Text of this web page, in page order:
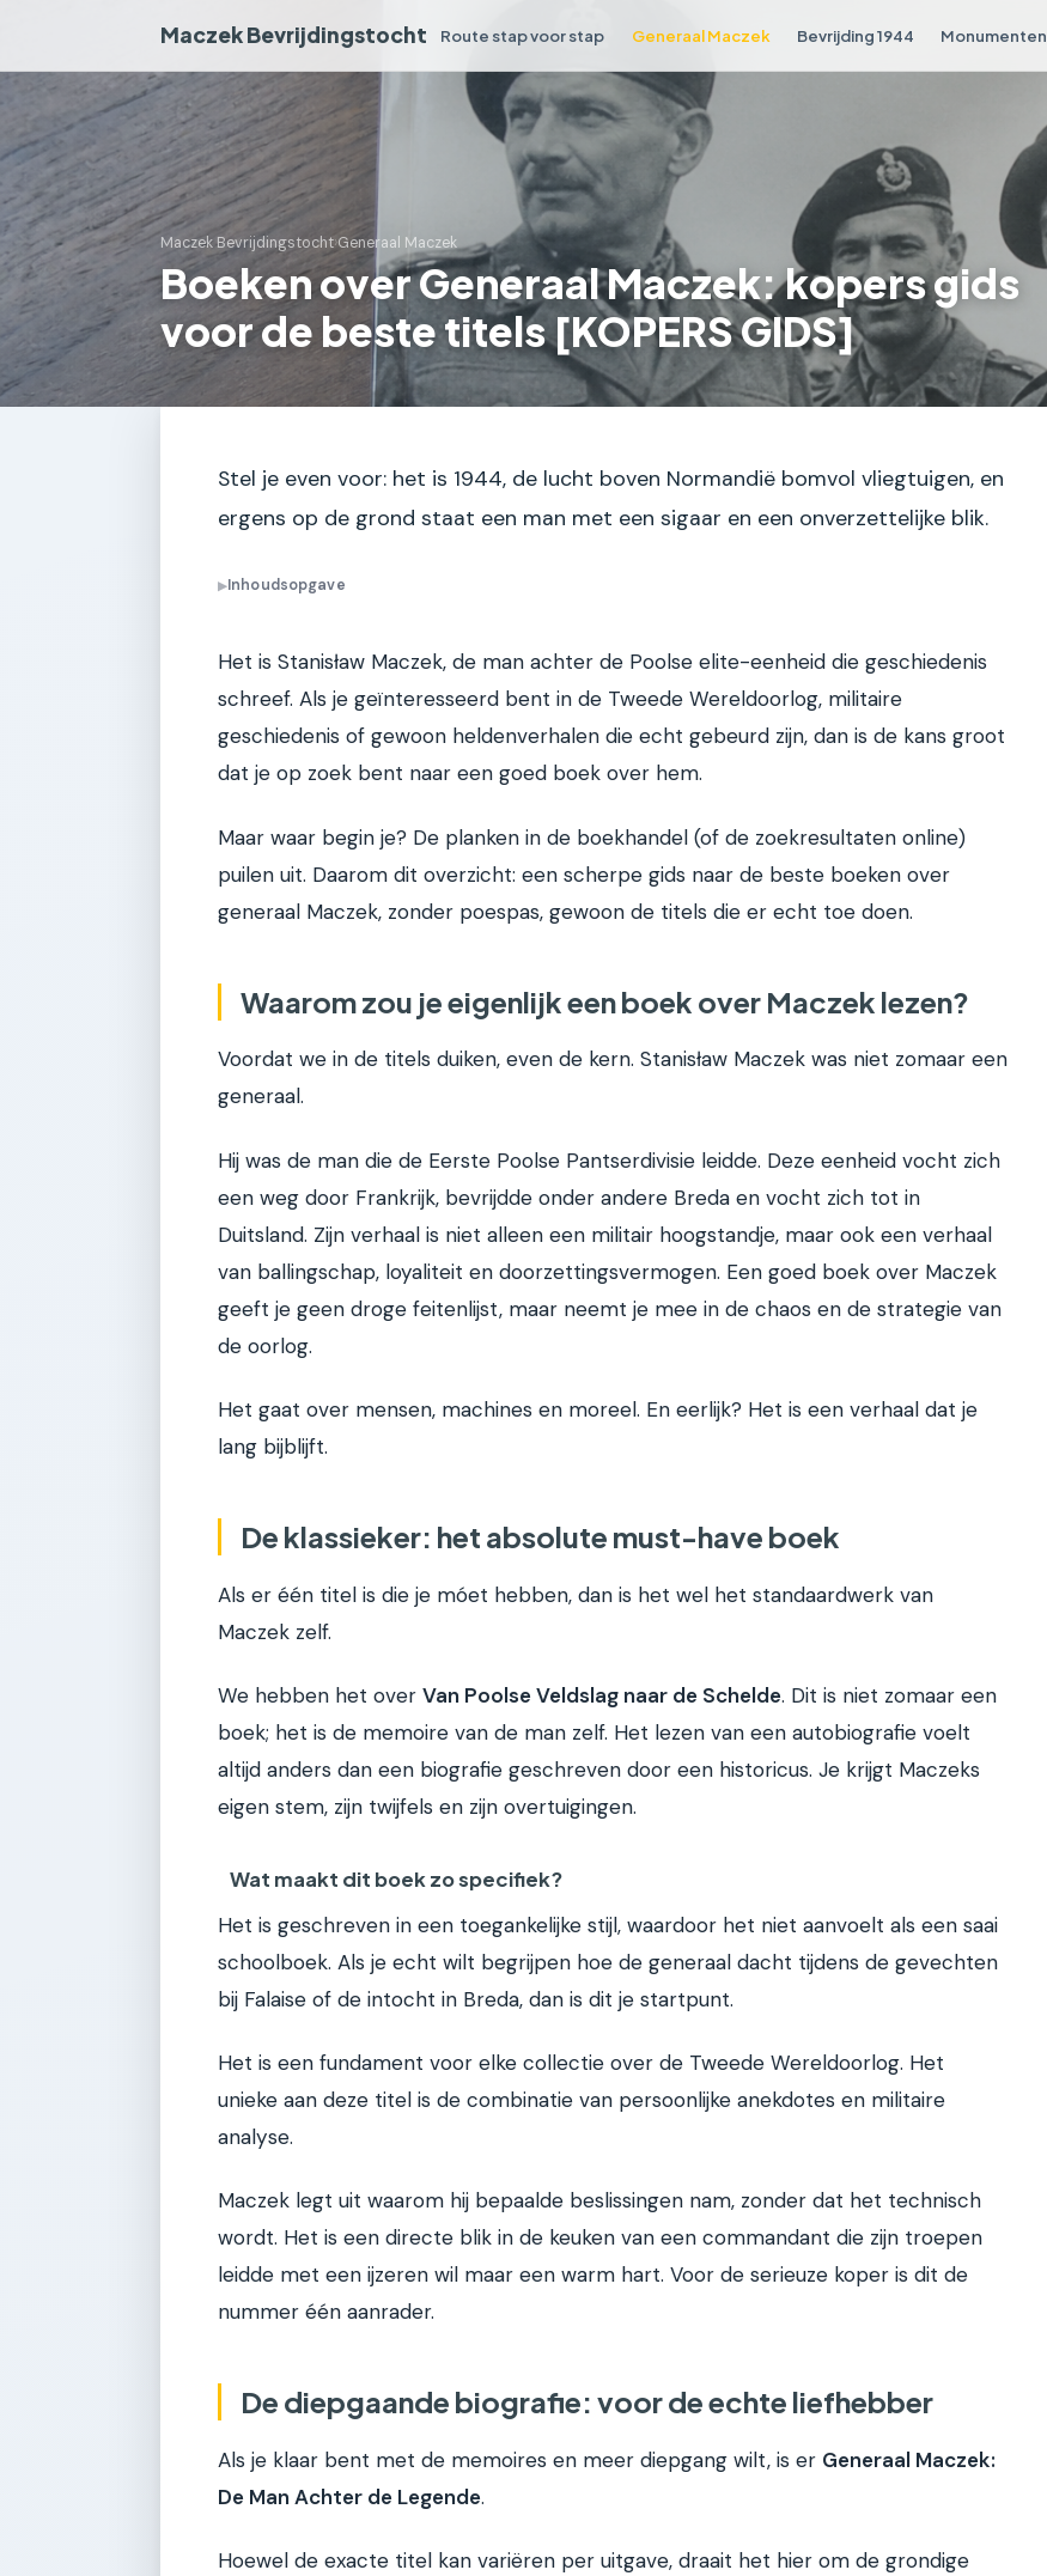
Maczek Bevrijdingstocht Route stap voor stap Generaal Maczek Bevrijding 1944 Monumenten
Maczek Bevrijdingstocht›Generaal Maczek
Boeken over Generaal Maczek: kopers gids
voor de beste titels [KOPERS GIDS]
Stel je even voor: het is 1944, de lucht boven Normandië bomvol vliegtuigen, en
ergens op de grond staat een man met een sigaar en een onverzettelijke blik.
▶Inhoudsopgave
Het is Stanisław Maczek, de man achter de Poolse elite-eenheid die geschiedenis
schreef. Als je geïnteresseerd bent in de Tweede Wereldoorlog, militaire
geschiedenis of gewoon heldenverhalen die echt gebeurd zijn, dan is de kans groot
dat je op zoek bent naar een goed boek over hem.
Maar waar begin je? De planken in de boekhandel (of de zoekresultaten online)
puilen uit. Daarom dit overzicht: een scherpe gids naar de beste boeken over
generaal Maczek, zonder poespas, gewoon de titels die er echt toe doen.
Waarom zou je eigenlijk een boek over Maczek lezen?
Voordat we in de titels duiken, even de kern. Stanisław Maczek was niet zomaar een
generaal.
Hij was de man die de Eerste Poolse Pantserdivisie leidde. Deze eenheid vocht zich
een weg door Frankrijk, bevrijdde onder andere Breda en vocht zich tot in
Duitsland. Zijn verhaal is niet alleen een militair hoogstandje, maar ook een verhaal
van ballingschap, loyaliteit en doorzettingsvermogen. Een goed boek over Maczek
geeft je geen droge feitenlijst, maar neemt je mee in de chaos en de strategie van
de oorlog.
Het gaat over mensen, machines en moreel. En eerlijk? Het is een verhaal dat je
lang bijblijft.
De klassieker: het absolute must-have boek
Als er één titel is die je móet hebben, dan is het wel het standaardwerk van
Maczek zelf.
We hebben het over Van Poolse Veldslag naar de Schelde. Dit is niet zomaar een
boek; het is de memoire van de man zelf. Het lezen van een autobiografie voelt
altijd anders dan een biografie geschreven door een historicus. Je krijgt Maczeks
eigen stem, zijn twijfels en zijn overtuigingen.
Wat maakt dit boek zo specifiek?
Het is geschreven in een toegankelijke stijl, waardoor het niet aanvoelt als een saai
schoolboek. Als je echt wilt begrijpen hoe de generaal dacht tijdens de gevechten
bij Falaise of de intocht in Breda, dan is dit je startpunt.
Het is een fundament voor elke collectie over de Tweede Wereldoorlog. Het
unieke aan deze titel is de combinatie van persoonlijke anekdotes en militaire
analyse.
Maczek legt uit waarom hij bepaalde beslissingen nam, zonder dat het technisch
wordt. Het is een directe blik in de keuken van een commandant die zijn troepen
leidde met een ijzeren wil maar een warm hart. Voor de serieuze koper is dit de
nummer één aanrader.
De diepgaande biografie: voor de echte liefhebber
Als je klaar bent met de memoires en meer diepgang wilt, is er Generaal Maczek:
De Man Achter de Legende.
Hoewel de exacte titel kan variëren per uitgave, draait het hier om de grondige